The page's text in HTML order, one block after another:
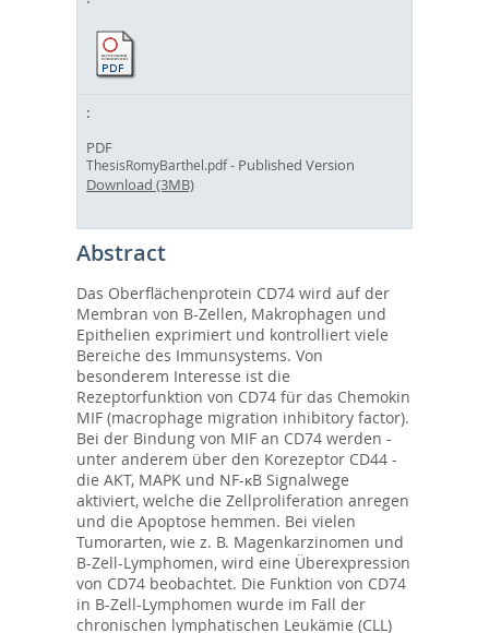
PDF
ThesisRomyBarthel.pdf- Published Version
Download (3MB)
Abstract
Das Oberflächenprotein CD74 wird auf der
Membran von B-Zellen, Makrophagen und
Epithelien exprimiert und kontrolliert viele
Bereiche des Immunsystems. Von
besonderem Interesse ist die
Rezeptorfunktion von CD74 für das Chemokin
MIF (macrophage migration inhibitory factor).
Bei der Bindung von MIF an CD74 werden -
unter anderem über den Korezeptor CD44 -
die AKT, MAPK und NF-κB Signalwege
aktiviert, welche die Zellproliferation anregen
und die Apoptose hemmen. Bei vielen
Tumorarten, wie z. B. Magenkarzinomen und
B-Zell-Lymphomen, wird eine Überexpression
von CD74 beobachtet. Die Funktion von CD74
in B-Zell-Lymphomen wurde im Fall der
chronischen lymphatischen Leukämie (CLL)